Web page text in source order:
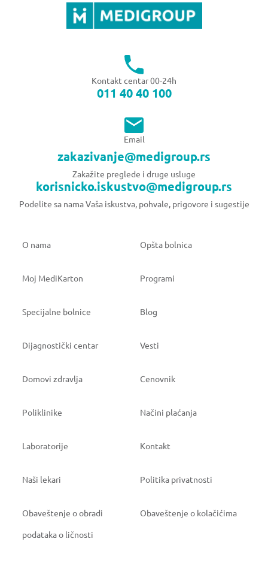
Kontakt centar 00-24h
011 40 40 100
Email
zakazivanje@medigroup.rs
Zakažite preglede i druge usluge
korisnicko.iskustvo@medigroup.rs
Podelite sa nama Vaša iskustva, pohvale, prigovore i sugestije
O nama Opšta bolnica
Moj MediKarton Programi
Specijalne bolnice Blog
Dijagnostički centar Vesti
Domovi zdravlja Cenovnik
Poliklinike Načini plaćanja
Laboratorije Kontakt
Naši lekari Politika privatnosti
Obaveštenje o obradi
podataka o ličnosti
Obaveštenje o kolačićima